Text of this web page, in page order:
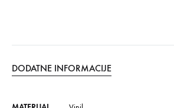
DODATNE INFORMACIJE